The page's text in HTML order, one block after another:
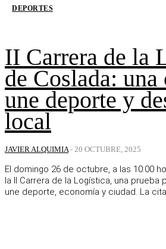
DEPORTES
II Carrera de la
de Coslada: una
une deporte y
local
JAVIER ALQUIMIA - 20 OCTUBRE, 2025
El domingo 26 de octubre, a las 10:00
la II Carrera de la Logística, una prueba
une deporte, economía y ciudad. La